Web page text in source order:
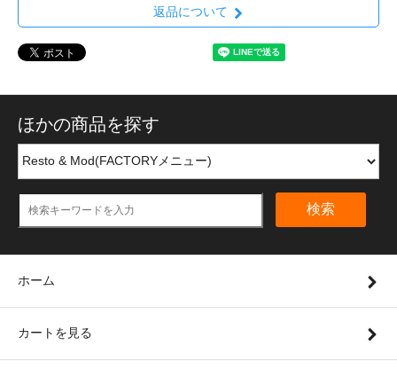
返品について
ほかの商品を探す
検索
ホーム
カートを見る